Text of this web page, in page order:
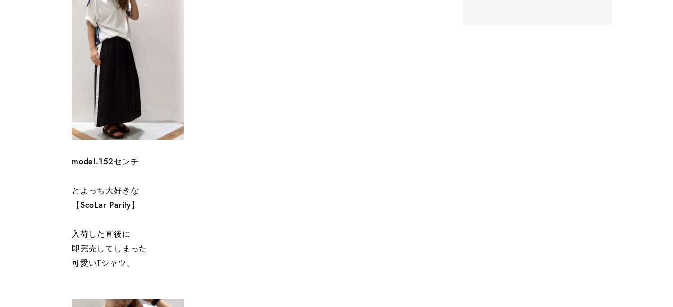
model.152センチ
とよっち大好きな
【ScoLar Parity】
入荷した直後に
即完売してしまった
可愛いTシャツ。